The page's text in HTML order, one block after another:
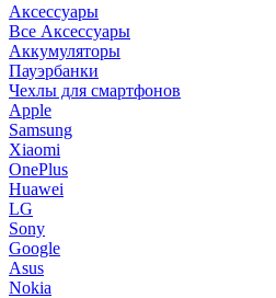
Аксессуары
Все Аксессуары
Аккумуляторы
Пауэрбанки
Чехлы для смартфонов
Apple
Samsung
Xiaomi
OnePlus
Huawei
LG
Sony
Google
Asus
Nokia